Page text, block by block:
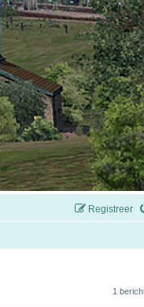
Registreer
1